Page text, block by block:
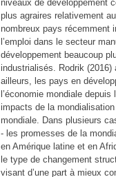
niveaux de développement
plus agraires relativement
nombreux pays récemment
l’emploi dans le secteur
développement beaucoup
industrialisés. Rodrik (2016)
ailleurs, les pays en
l’économie mondiale
impacts de la
mondiale. Dans plusieurs
- les promesses de la
en Amérique latine et en
le type de changement
visant d’une part à mieux